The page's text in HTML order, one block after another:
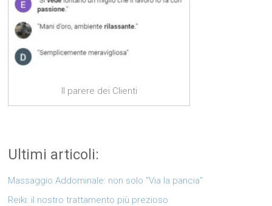
Il parere dei Clienti
Ultimi articoli:
Massaggio Addominale: non solo “Via la pancia”
Reiki: il nostro trattamento più prezioso